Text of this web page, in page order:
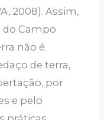
2008). Assim,
do Campo
não é
de terra,
por
e pelo